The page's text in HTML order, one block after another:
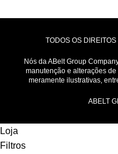
TODOS OS
Nós da ABelt Group
manutenção e alterações
meramente ilustrativas,
ABELT
Loja
Filtros